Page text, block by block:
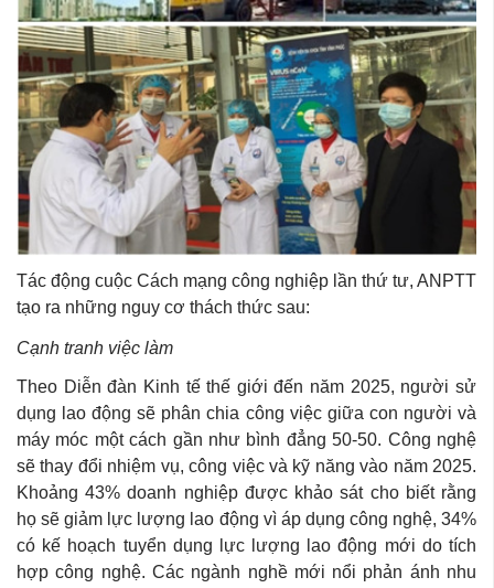
Tác động cuộc Cách mạng công nghiệp lần thứ tư, ANPTT
tạo ra những nguy cơ thách thức sau:
Cạnh tranh việc làm
Theo Diễn đàn Kinh tế thế giới đến năm 2025, người sử
dụng lao động sẽ phân chia công việc giữa con người và
máy móc một cách gần như bình đẳng 50-50. Công nghệ
sẽ thay đổi nhiệm vụ, công việc và kỹ năng vào năm 2025.
Khoảng 43% doanh nghiệp được khảo sát cho biết rằng
họ sẽ giảm lực lượng lao động vì áp dụng công nghệ, 34%
có kế hoạch tuyển dụng lực lượng lao động mới do tích
hợp công nghệ. Các ngành nghề mới nổi phản ánh nhu